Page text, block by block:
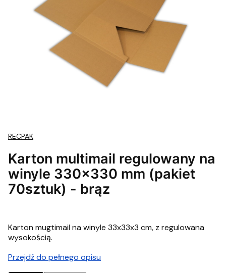
RECPAK
Karton multimail regulowany na
winyle 330x330 mm (pakiet
70sztuk) - brąz
Karton mugtimail na winyle 33x33x3 cm, z regulowana
wysokością.
Przejdź do pełnego opisu